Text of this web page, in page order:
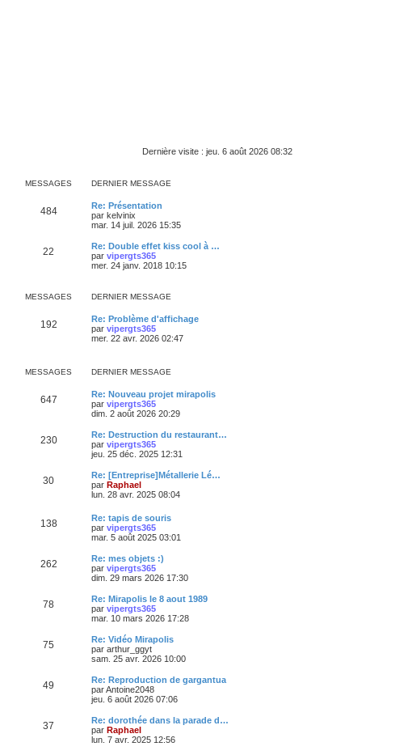
Dernière visite : jeu. 6 août 2026 08:32
MESSAGES DERNIER MESSAGE
484
Re: Présentation
par kelvinix
mar. 14 juil. 2026 15:35
22
Re: Double effet kiss cool à …
par vipergts365
mer. 24 janv. 2018 10:15
MESSAGES DERNIER MESSAGE
192
Re: Problème d'affichage
par vipergts365
mer. 22 avr. 2026 02:47
MESSAGES DERNIER MESSAGE
647
Re: Nouveau projet mirapolis
par vipergts365
dim. 2 août 2026 20:29
230
Re: Destruction du restaurant…
par vipergts365
jeu. 25 déc. 2025 12:31
30
Re: [Entreprise]Métallerie Lé…
par Raphael
lun. 28 avr. 2025 08:04
138
Re: tapis de souris
par vipergts365
mar. 5 août 2025 03:01
262
Re: mes objets :)
par vipergts365
dim. 29 mars 2026 17:30
78
Re: Mirapolis le 8 aout 1989
par vipergts365
mar. 10 mars 2026 17:28
75
Re: Vidéo Mirapolis
par arthur_ggyt
sam. 25 avr. 2026 10:00
49
Re: Reproduction de gargantua
parAntoine2048
jeu. 6 août 2026 07:06
37
Re: dorothée dans la parade d…
par Raphael
lun. 7 avr. 2025 12:56